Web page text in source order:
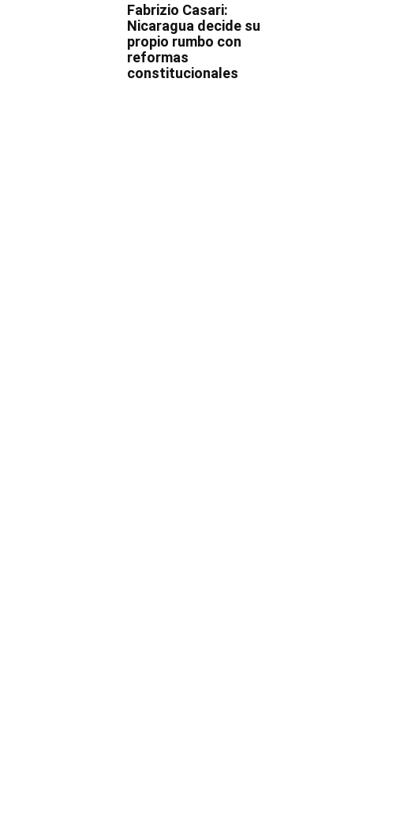
Fabrizio Casari:
Nicaragua decide su
propio rumbo con
reformas
constitucionales